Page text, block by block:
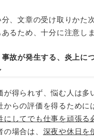
、文章の受け取りかた
るため、十分に注意しま
故が発生する、炎上に
が得られず、悩む人は多
からの評価を得るために
にしてでも仕事を頑張る
場合は、 深夜や休日を